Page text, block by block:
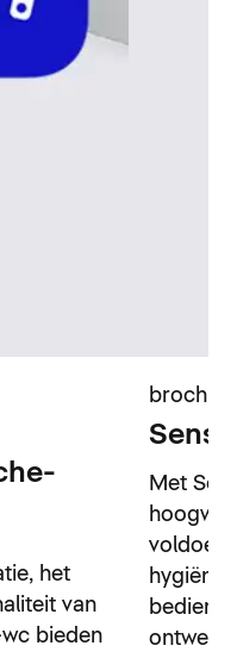
het
van
bieden
Met
voldoen
ontwerp.